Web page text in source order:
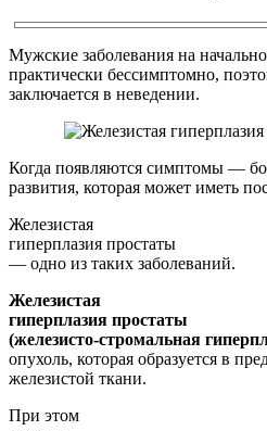
Мужские заболевания на
практически бессимптомно,
заключается в неведении.
Когда появляются симптомы —
развития, которая может иметь
Железистая
гиперплазия простаты
— одно из таких заболеваний.
Железистая
гиперплазия простаты
(железисто-стромальная
опухоль, которая образуется в
железистой ткани.
При этом